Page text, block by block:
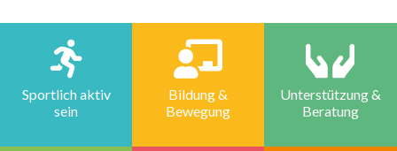
Sportlich aktiv
sein
Bildung &
Bewegung
Unterstützung &
Beratung